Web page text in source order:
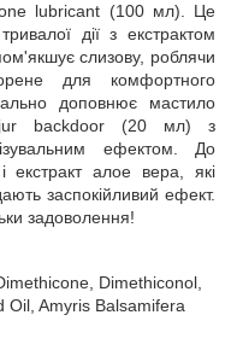
lubricant (100 мл). Це
дії з екстрактом
слизову, роблячи
для комфортного
доповнює мастило
backdoor (20 мл) з
ефектом. До
екстракт алое вера, які
заспокійливий ефект.
задоволення!
Dimethiconol,
Oil, Amyris Balsamifera